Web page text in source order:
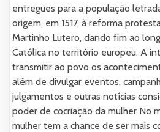
entregues para a população
origem, em 1517, à reforma
Martinho Lutero, dando fim ao
Católica no território europeu. A
transmitir ao povo os
além de divulgar eventos,
julgamentos e outras notícias
poder de cocriação da mulher No
mulher tem a chance de ser mais